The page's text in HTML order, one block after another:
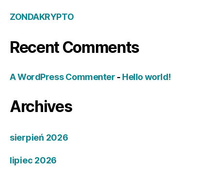
ZONDAKRYPTO
Recent Comments
A WordPress Commenter - Hello world!
Archives
sierpień 2026
lipiec 2026